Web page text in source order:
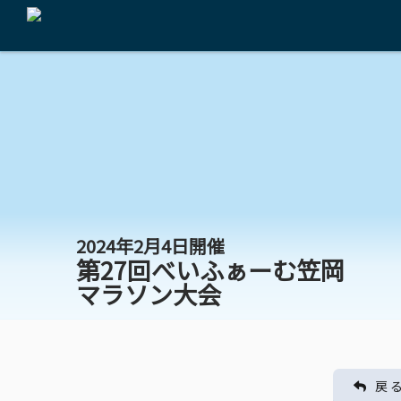
2024年2月4日開催
第27回べいふぁーむ笠岡
マラソン大会
戻